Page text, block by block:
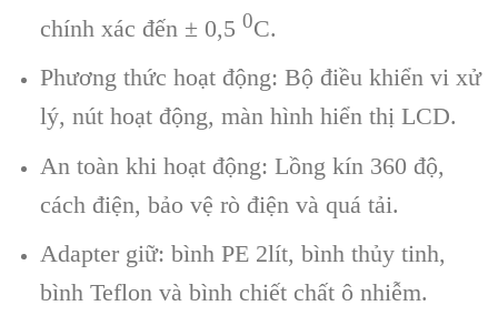
chính xác đến ± 0,5 0C.
Phương thức hoạt động: Bộ điều khiển vi xử
lý, nút hoạt động, màn hình hiển thị LCD.
An toàn khi hoạt động: Lồng kín 360 độ,
cách điện, bảo vệ rò điện và quá tải.
Adapter giữ: bình PE 2lít, bình thủy tinh,
bình Teflon và bình chiết chất ô nhiễm.